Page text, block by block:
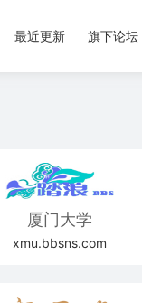
最近更新 旗下论坛
厦门大学
xmu.bbsns.com